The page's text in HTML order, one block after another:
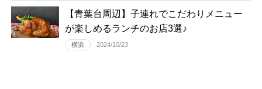
【青葉台周辺】子連れでこだわりメニュー
が楽しめるランチのお店3選♪
横浜 2024/10/23